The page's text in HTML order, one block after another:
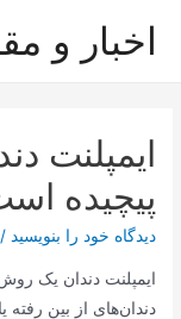
اخبار و
ایمپلنت
پیچیده
دیدگاه‌ خود را بنویسید
ایمپلنت دندان یک
دندان‌های از بین